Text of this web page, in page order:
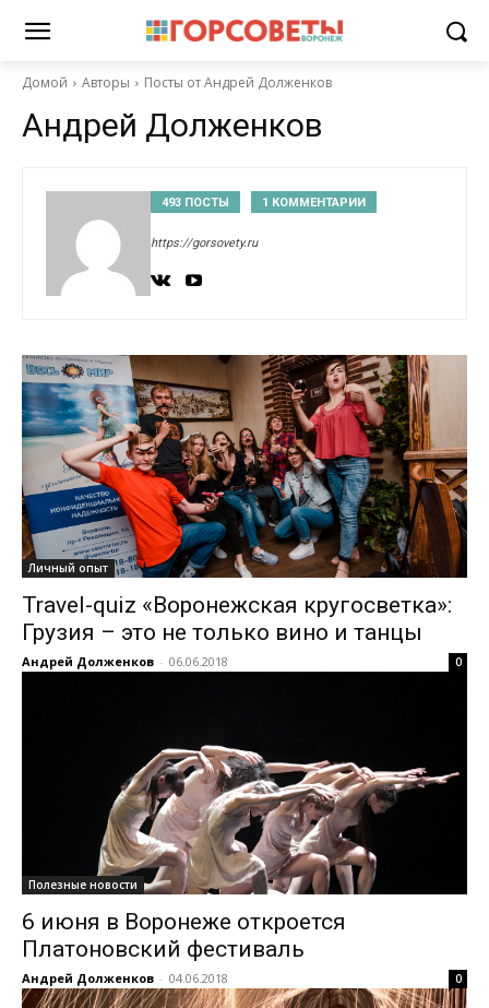
Домой Авторы Посты от Андрей Долженков
Андрей Долженков
493 ПОСТЫ 1 КОММЕНТАРИИ
https://gorsovety.ru
Личный опыт
Travel-quiz «Воронежская кругосветка»:
Грузия – это не только вино и танцы
Андрей Долженков - 06.06.2018 0
Полезные новости
6 июня в Воронеже откроется
Платоновский фестиваль
Андрей Долженков - 04.06.2018 0